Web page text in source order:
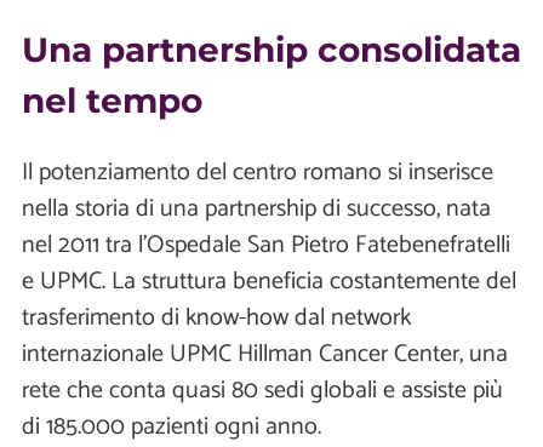
Una partnership consolidata
nel tempo
Il potenziamento del centro romano si inserisce
nella storia di una partnership di successo, nata
nel 2011 tra l'Ospedale San Pietro Fatebenefratelli
e UPMC. La struttura beneficia costantemente del
trasferimento di know-how dal network
internazionale UPMC Hillman Cancer Center, una
rete che conta quasi 80 sedi globali e assiste più
di 185.000 pazienti ogni anno.